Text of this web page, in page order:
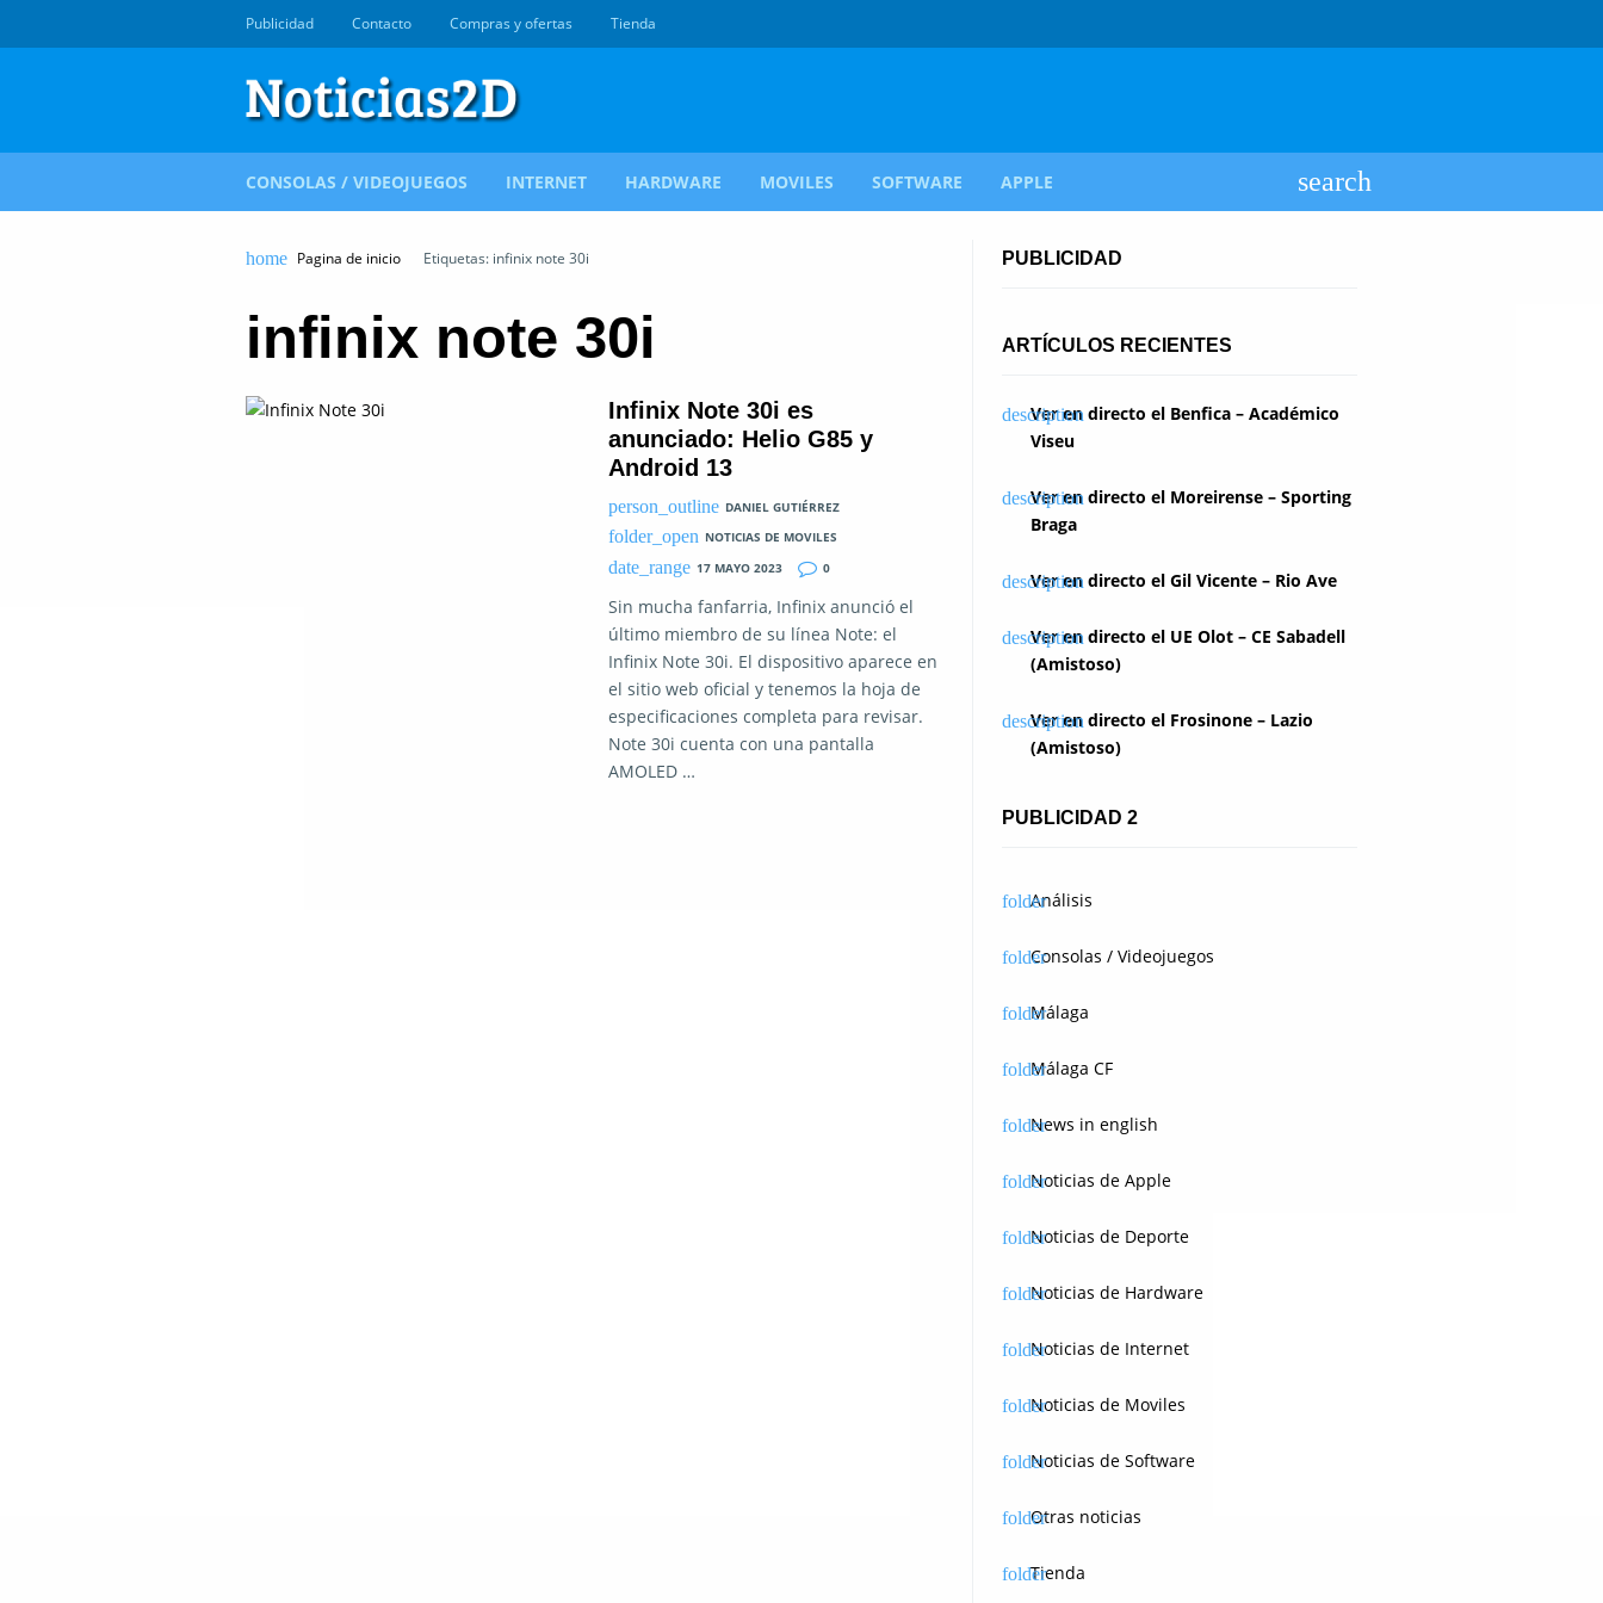
Publicidad Contacto Compras y ofertas Tienda
CONSOLAS / VIDEOJUEGOS INTERNET HARDWARE MOVILES SOFTWARE APPLE
Pagina de inicio Etiquetas: infinix note 30i
infinix note 30i
Infinix Note 30i es
anunciado: Helio G85 y
Android 13
DANIEL GUTIÉRREZ
NOTICIAS DE MOVILES
17 MAYO 2023
0
Sin mucha fanfarria, Infinix anunció el
último miembro de su línea Note: el
Infinix Note 30i. El dispositivo aparece en
el sitio web oficial y tenemos la hoja de
especificaciones completa para revisar.
Note 30i cuenta con una pantalla
AMOLED …
PUBLICIDAD
ARTÍCULOS RECIENTES
Ver en directo el Benfica – Académico
Viseu
Ver en directo el Moreirense – Sporting
Braga
Ver en directo el Gil Vicente – Rio Ave
Ver en directo el UE Olot – CE Sabadell
(Amistoso)
Ver en directo el Frosinone – Lazio
(Amistoso)
PUBLICIDAD 2
Análisis
Consolas / Videojuegos
Málaga
Málaga CF
News in english
Noticias de Apple
Noticias de Deporte
Noticias de Hardware
Noticias de Internet
Noticias de Moviles
Noticias de Software
Otras noticias
Tienda